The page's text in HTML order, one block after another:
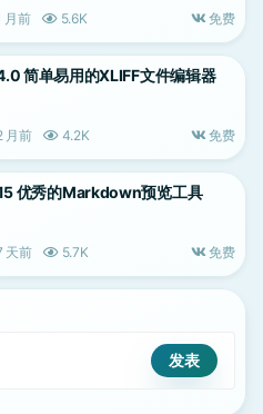
月前 5.6K 免费
简单易用的XLIFF文件编辑器
月前 4.2K 免费
优秀的Markdown预览工具
天前 5.7K 免费